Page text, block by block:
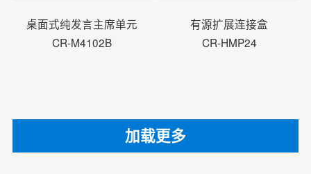
桌面式纯发言主席单元
CR-M4102B
有源扩展连接盒
CR-HMP24
加载更多